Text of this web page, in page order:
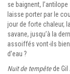
se baignent,
laisse porter par le
jour de forte chaleur,
savane, jusqu’à la
assoiffés vont-ils
d’eau ?
Nuit de tempêtede Gil